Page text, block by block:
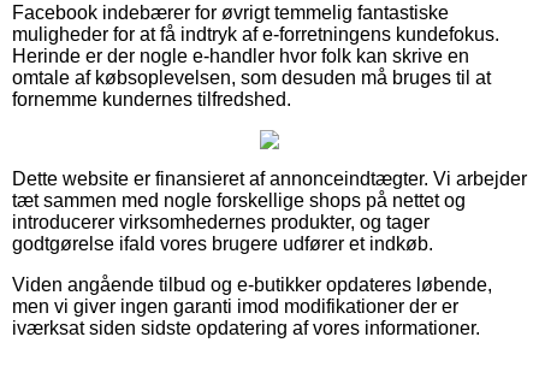
Facebook indebærer for øvrigt temmelig fantastiske
muligheder for at få indtryk af e-forretningens kundefokus.
Herinde er der nogle e-handler hvor folk kan skrive en
omtale af købsoplevelsen, som desuden må bruges til at
fornemme kundernes tilfredshed.
Dette website er finansieret af annonceindtægter. Vi arbejder
tæt sammen med nogle forskellige shops på nettet og
introducerer virksomhedernes produkter, og tager
godtgørelse ifald vores brugere udfører et indkøb.
Viden angående tilbud og e-butikker opdateres løbende,
men vi giver ingen garanti imod modifikationer der er
iværksat siden sidste opdatering af vores informationer.